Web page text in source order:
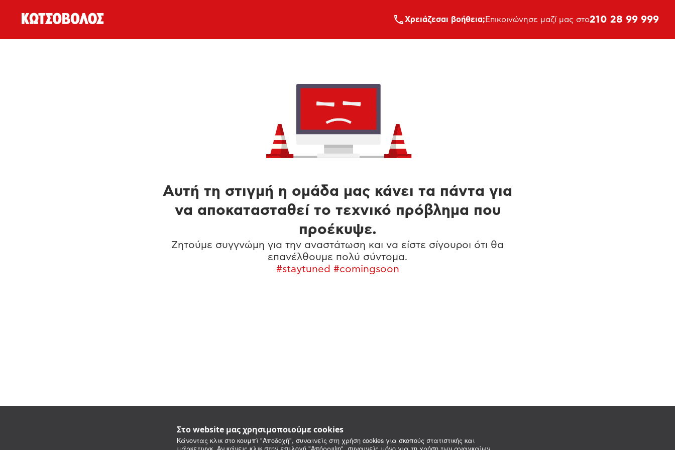
Στο website μας χρησιμοποιούμε cookies
Κάνοντας κλικ στο κουμπί "Αποδοχή", συναινείς στη χρήση cookies για σκοπούς στατιστικής και
Xρειάζεσαι βοήθεια; Επικοινώνησε μαζί μας στο210 28 99 999
Αυτή τη στιγμή η ομάδα μας κάνει τα πάντα για
να αποκατασταθεί το τεχνικό πρόβλημα που
προέκυψε.
Ζητούμε συγγνώμη για την αναστάτωση και να είστε σίγουροι ότι θα
επανέλθουμε πολύ σύντομα.
#staytuned #comingsoon